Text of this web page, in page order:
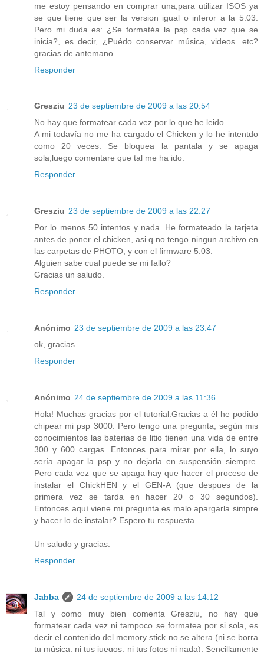
me estoy pensando en comprar una,para utilizar ISOS ya
se que tiene que ser la version igual o inferor a la 5.03.
Pero mi duda es: ¿Se formatéa la psp cada vez que se
inicia?, es decir, ¿Puédo conservar música, videos...etc?
gracias de antemano.
Responder
Gresziu 23 de septiembre de 2009 a las 20:54
No hay que formatear cada vez por lo que he leido.
A mi todavía no me ha cargado el Chicken y lo he intentdo
como 20 veces. Se bloquea la pantala y se apaga
sola,luego comentare que tal me ha ido.
Responder
Gresziu 23 de septiembre de 2009 a las 22:27
Por lo menos 50 intentos y nada. He formateado la tarjeta
antes de poner el chicken, asi q no tengo ningun archivo en
las carpetas de PHOTO, y con el firmware 5.03.
Alguien sabe cual puede se mi fallo?
Gracias un saludo.
Responder
Anónimo 23 de septiembre de 2009 a las 23:47
ok, gracias
Responder
Anónimo 24 de septiembre de 2009 a las 11:36
Hola! Muchas gracias por el tutorial.Gracias a él he podido
chipear mi psp 3000. Pero tengo una pregunta, según mis
conocimientos las baterias de litio tienen una vida de entre
300 y 600 cargas. Entonces para mirar por ella, lo suyo
sería apagar la psp y no dejarla en suspensión siempre.
Pero cada vez que se apaga hay que hacer el proceso de
instalar el ChickHEN y el GEN-A (que despues de la
primera vez se tarda en hacer 20 o 30 segundos).
Entonces aquí viene mi pregunta es malo apargarla simpre
y hacer lo de instalar? Espero tu respuesta.
Un saludo y gracias.
Responder
Jabba
24 de septiembre de 2009 a las 14:12
Tal y como muy bien comenta Gresziu, no hay que
formatear cada vez ni tampoco se formatea por si sola, es
decir el contenido del memory stick no se altera (ni se borra
tu música, ni tus juegos, ni tus fotos ni nada). Sencillamente